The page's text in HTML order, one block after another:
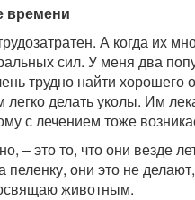
времени
А когда их
сил. У меня два
трудно найти хорошего
делать уколы. Им
с лечением тоже
– это то, что они везде
пеленку, они это не
животным.